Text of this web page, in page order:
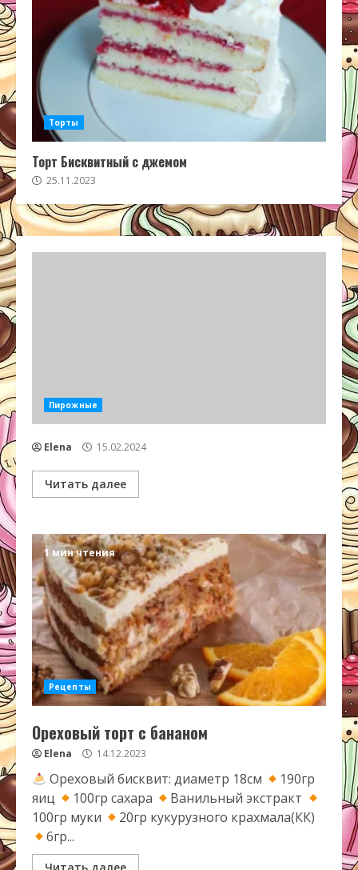
Торты
Торт Бисквитный с джемом
25.11.2023
Пирожные
Elena 15.02.2024
Читать далее
1 мин чтения
Рецепты
Ореховый торт с бананом
Elena 14.12.2023
Ореховый бисквит: диаметр 18см
190гр
яиц
100гр сахара
Ванильный экстракт
100гр муки
20гр кукурузного крахмала(КК)
6гр...